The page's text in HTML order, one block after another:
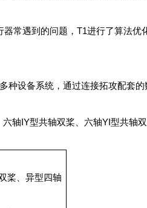
常遇到的问题，T1进行了算法优
设备系统，通过连接拓攻配套的
轴IY型共轴双桨、六轴YI型共轴
桨、异型四轴